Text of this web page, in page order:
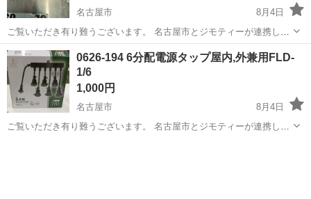
名古屋市
8月4日
ご覧いただき有り難うございます。 名古屋市とジモティーが連携して
運営しています。 粗⼤ごみ等の減量を⽬的にまだ使えるものをリユー
スしています。 ★★★★★ ご自宅にある不要品を是非ジモティースポ
ットへお持...
愛知 名古屋市 生活家電 リユース
0626-194 6分配電源タップ屋内,外兼用FLD-
1/6
1,000円
名古屋市
8月4日
ご覧いただき有り難うございます。 名古屋市とジモティーが連携して